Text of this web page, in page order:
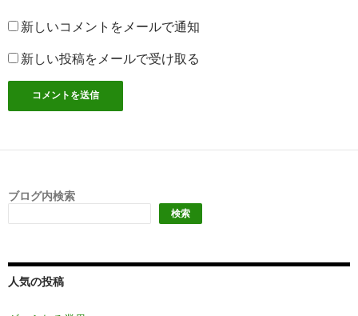
新しいコメントをメールで通知
新しい投稿をメールで受け取る
ブログ内検索
検索
人気の投稿